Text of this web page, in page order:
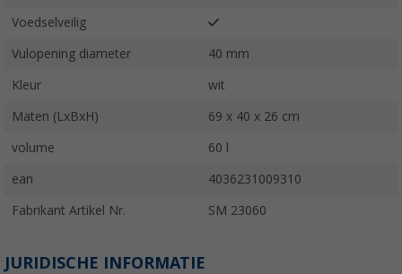
Voedselveilig
Vulopening diameter 40 mm
Kleur wit
Maten (LxBxH) 69 x 40 x 26 cm
volume 60 l
ean 4036231009310
Fabrikant Artikel Nr. SM 23060
JURIDISCHE INFORMATIE